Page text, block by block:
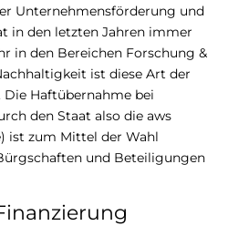
Unternehmensförderung und
in den letzten Jahren immer
in den Bereichen Forschung &
ist diese Art der
Haftübernahme bei
den Staat also die aws
ist zum Mittel der Wahl
und Beteiligungen